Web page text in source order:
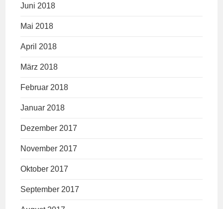
Juni 2018
Mai 2018
April 2018
März 2018
Februar 2018
Januar 2018
Dezember 2017
November 2017
Oktober 2017
September 2017